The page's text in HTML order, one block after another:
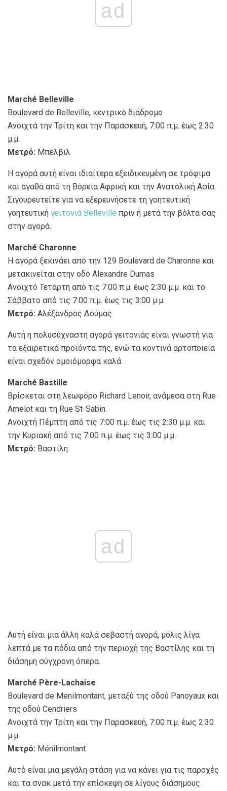
ad
Marché Belleville
Boulevard de Belleville, κεντρικό διάδρομο
Ανοιχτά την Τρίτη και την Παρασκευή, 7:00 π.μ. έως 2:30
μ.μ.
Μετρό: Μπέλβιλ
Η αγορά αυτή είναι ιδιαίτερα εξειδικευμένη σε τρόφιμα
και αγαθά από τη Βόρεια Αφρική και την Ανατολική Ασία.
Σιγουρευτείτε για να εξερευνήσετε τη γοητευτική
γοητευτική γειτονιά Belleville πριν ή μετά την βόλτα σας
στην αγορά.
Marché Charonne
Η αγορά ξεκινάει από την 129 Boulevard de Charonne και
μετακινείται στην οδό Alexandre Dumas
Ανοιχτό Τετάρτη από τις 7:00 π.μ. έως 2:30 μ.μ. και το
Σάββατο από τις 7:00 π.μ. έως τις 3:00 μ.μ.
Μετρό: Αλέξανδρος Δούμας
Αυτή η πολυσύχναστη αγορά γειτονιάς είναι γνωστή για
τα εξαιρετικά προϊόντα της, ενώ τα κοντινά αρτοποιεία
είναι σχεδόν ομοιόμορφα καλά.
Marché Bastille
Βρίσκεται στη λεωφόρο Richard Lenoir, ανάμεσα στη Rue
Amelot και τη Rue St-Sabin.
Ανοιχτή Πέμπτη από τις 7:00 π.μ. έως τις 2:30 μ.μ. και
την Κυριακή από τις 7:00 π.μ. έως τις 3:00 μ.μ.
Μετρό: Βαστίλη
ad
Αυτή είναι μια άλλη καλά σεβαστή αγορά, μόλις λίγα
λεπτά με τα πόδια από την περιοχή της Βαστίλης και τη
διάσημη σύγχρονη όπερα.
Marché Père-Lachaise
Boulevard de Menilmontant, μεταξύ της οδού Panoyaux και
της οδού Cendriers
Ανοιχτά την Τρίτη και την Παρασκευή, 7:00 π.μ. έως 2:30
μ.μ.
Μετρό: Ménilmontant
Αυτό είναι μια μεγάλη στάση για να κάνει για τις παροχές
και τα σνακ μετά την επίσκεψη σε λίγους διάσημους